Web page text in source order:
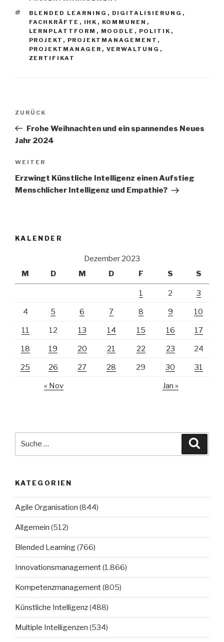
SCHLAGWÖRTER
BLENDED LEARNING , DIGITALISIERUNG ,
FACHKRÄFTE , IHK , KOMMUNEN ,
LERNPLATTFORM , MOODLE , POLITIK ,
PROJEKT , PROJEKTMANAGEMENT ,
PROJEKTMANAGER , VERWALTUNG ,
ZERTIFIKAT
Beitrags-
Vorheriger
Beitrag
ZURÜCK
Frohe Weihnachten und ein spannendes Neues
Jahr 2024
Nächster
Beitrag
WEITER
Erzwingt Künstliche Intelligenz einen Aufstieg
Menschlicher Intelligenz und Empathie?
KALENDER
Dezember 2023
M
D M D F S S
1 2 3
4 5 6 7 8 9 10
11 12 13 14 15 16 17
18 19 20 21 22 23 24
25 26 27 28 29 30 31
« Nov Jan »
KATEGORIEN
Agile Organisation (844)
Allgemein (512)
Blended Learning(766)
Innovationsmanagement(1.866)
Kompetenzmanagement(805)
Künstliche Intelligenz(488)
Multiple Intelligenzen (534)